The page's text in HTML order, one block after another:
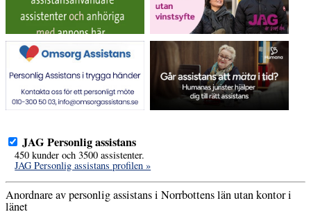
JAG Personlig assistans
450 kunder och 3500 assistenter.
JAG Personlig assistans profilen »
Anordnare av personlig assistans i Norrbottens län utan kontor i
länet